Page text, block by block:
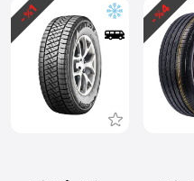
- %
1 - %
4